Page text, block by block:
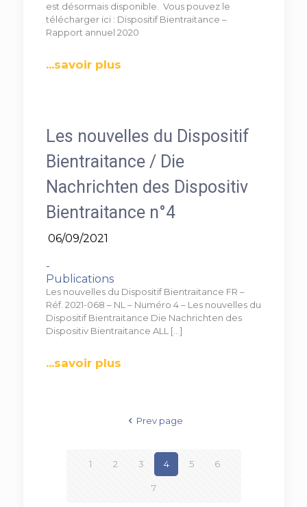
est désormais disponible. Vous pouvez le
télécharger ici : Dispositif Bientraitance –
Rapport annuel 2020
...savoir plus
Les nouvelles du Dispositif
Bientraitance / Die
Nachrichten des Dispositiv
Bientraitance n°4
06/09/2021
-
Publications
Les nouvelles du Dispositif Bientraitance FR –
Réf. 2021-068 – NL – Numéro 4 – Les nouvelles du
Dispositif Bientraitance Die Nachrichten des
Dispositiv Bientraitance ALL […]
...savoir plus
Prev page
1 2 3 4 5 6
7